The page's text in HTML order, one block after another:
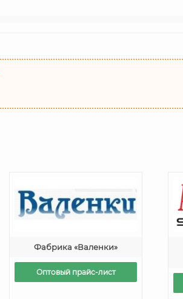
Фабрика «Валенки»
Оптовый прайс-лист